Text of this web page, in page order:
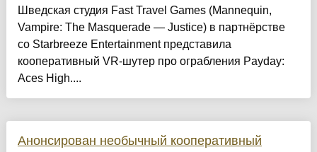
Шведская студия Fast Travel Games (Mannequin,
Vampire: The Masquerade — Justice) в партнёрстве
со Starbreeze Entertainment представила
кооперативный VR-шутер про ограбления Payday:
Aces High....
Анонсирован необычный кооперативный